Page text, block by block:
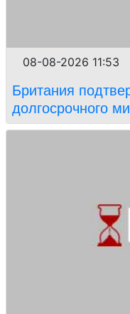
08-08-2026 11:53
Британия
долгосрочного